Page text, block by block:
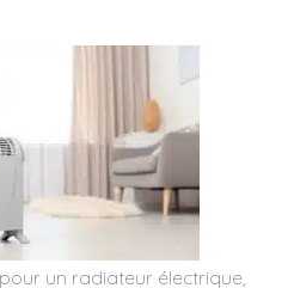
un radiateur électrique,